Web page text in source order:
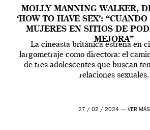
MOLLY MANNING WALKER,
‘HOW TO HAVE SEX’:
MUJERES EN SITIOS DE
MEJORA”
La cineasta británica estrena en
largometraje como directora: el
de tres adolescentes que buscan
relaciones sexuales.
27 / 02 / 2024 — VER MÁS